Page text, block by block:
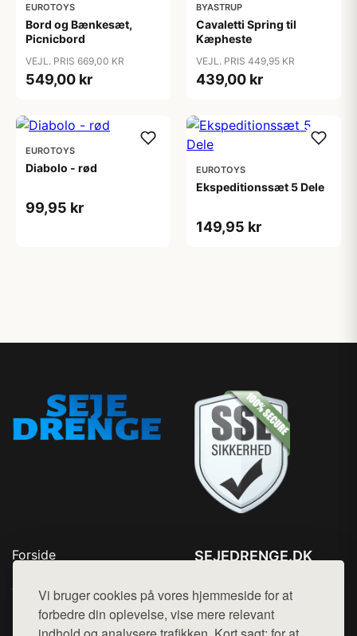
Vi bruger cookies på vores hjemmeside for at
forbedre din oplevelse, vise mere relevant
EUROTOYS
Bord og Bænkesæt,
Picnicbord
VEJL. PRIS 669,00 KR
549,00 kr
BYASTRUP
Cavaletti Spring til
Kæpheste
VEJL. PRIS 449,95 KR
439,00 kr
EUROTOYS
Diabolo - rød
99,95 kr
EUROTOYS
Ekspeditionssæt 5 Dele
149,95 kr
Forside
Top Rabatter
Kontakt
SEJEDRENGE.DK
Mail: hej@want.dk